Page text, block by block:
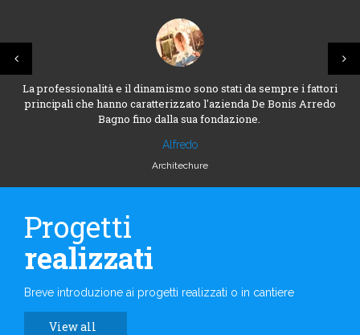
La professionalità e il dinamismo sono stati da sempre i fattori
principali che hanno caratterizzato l'azienda De Bonis Arredo
Bagno fino dalla sua fondazione.
Alfredo
Architechure
Progetti
realizzati
Breve introduzione ai progetti realizzati o in cantiere
View all